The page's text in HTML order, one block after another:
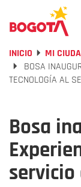
INICIO MI
BOSA
TECNOLOGÍA AL
Bosa